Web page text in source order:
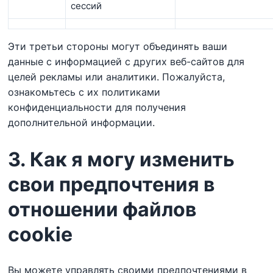
сессий
Эти третьи стороны могут объединять ваши
данные с информацией с других веб-сайтов для
целей рекламы или аналитики. Пожалуйста,
ознакомьтесь с их политиками
конфиденциальности для получения
дополнительной информации.
3. Как я могу изменить
свои предпочтения в
отношении файлов
cookie
Вы можете управлять своими предпочтениями в